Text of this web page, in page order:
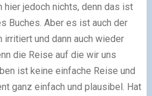
hier jedoch nichts, denn das ist
Buches. Aber es ist auch der
und dann auch wieder
die Reise auf die wir uns
ist keine einfache Reise und
ganz einfach und plausibel. Hat